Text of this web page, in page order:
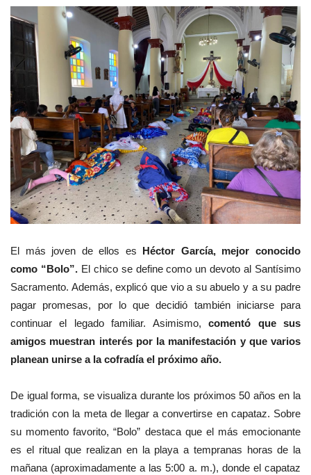
El más joven de ellos es Héctor García, mejor conocido
como “Bolo”.El chico se define como un devoto al Santísimo
Sacramento. Además, explicó que vio a su abuelo y a su padre
pagar promesas, por lo que decidió también iniciarse para
continuar el legado familiar. Asimismo,comentó que sus
amigos muestran interés por la manifestación y que varios
planean unirse a la cofradía el próximo año.
De igual forma, se visualiza durante los próximos 50 años en la
tradición con la meta de llegar a convertirse en capataz. Sobre
su momento favorito, “Bolo” destaca que el más emocionante
es el ritual que realizan en la playa a tempranas horas de la
mañana (aproximadamente a las 5:00 a. m.), donde el capataz